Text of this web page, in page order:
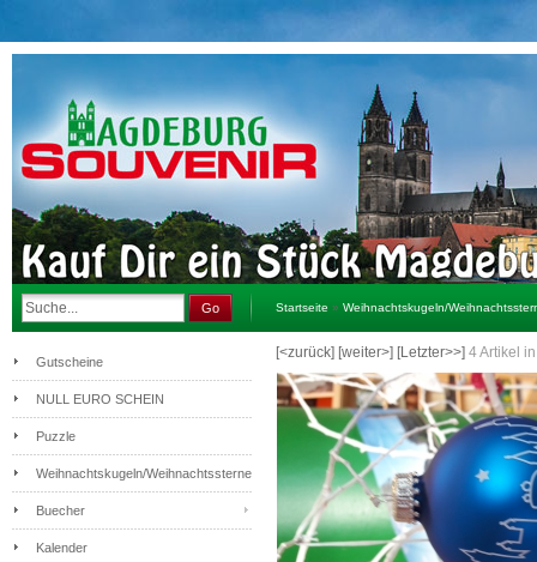
Go Startseite » Weihnachtskugeln/
[<zurück] [weiter>] [Letzter>>] 4Artikel
Gutscheine
NULL EURO SCHEIN
Puzzle
Weihnachtskugeln/Weihnachtssterne
Buecher
Kalender